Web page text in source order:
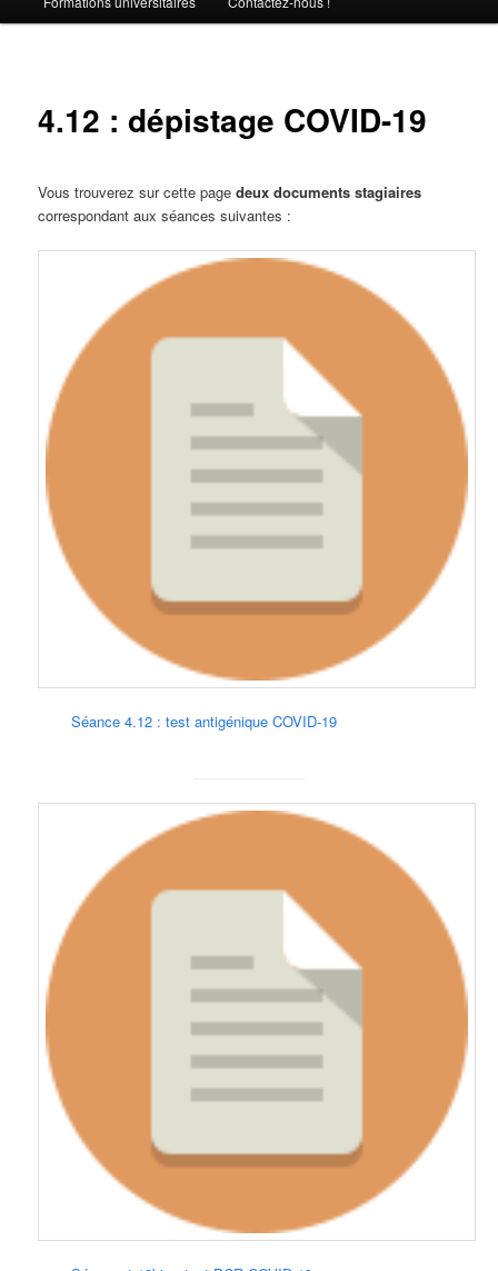
4.12 : dépistage COVID-19
Vous trouverez sur cette pagedeux documents stagiaires
correspondant aux séances suivantes :
Séance 4.12 : test antigénique COVID-19